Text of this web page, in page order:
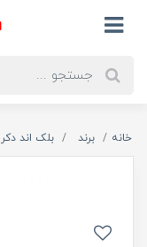
خانه برند بلک اند دکر